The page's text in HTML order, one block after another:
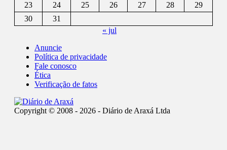
23
24 25 26 27 28
29
30
31
« jul
Anuncie
Política de privacidade
Fale conosco
Ética
Verificação de fatos
Copyright © 2008 - 2026 - Diário de Araxá Ltda